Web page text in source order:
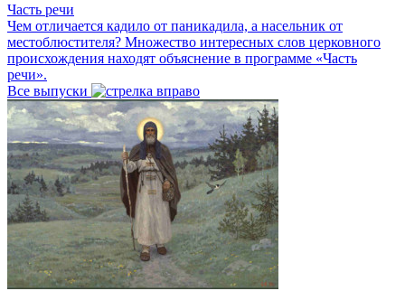
Часть речи
Чем отличается кадило от паникадила, а насельник от
местоблюстителя? Множество интересных слов церковного
происхождения находят объяснение в программе «Часть
речи».
Все выпуски